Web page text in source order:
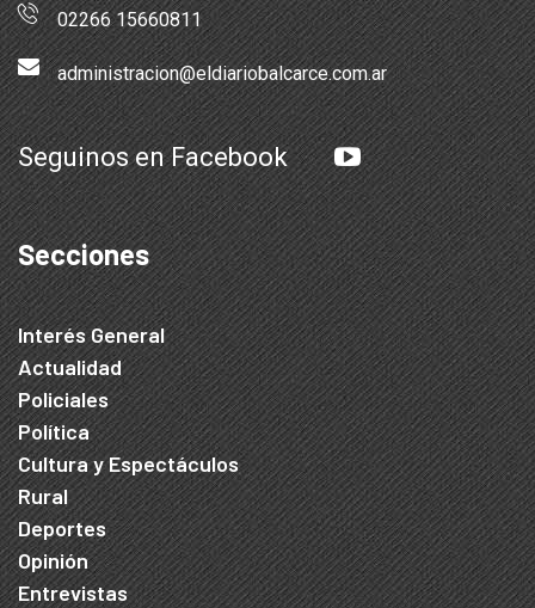
02266 15660811
administracion@eldiariobalcarce.com.ar
Seguinos en Facebook
Secciones
Interés General
Actualidad
Policiales
Política
Cultura y Espectáculos
Rural
Deportes
Opinión
Entrevistas